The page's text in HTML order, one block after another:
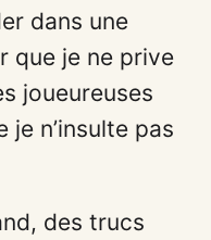
dans une
que je ne prive
joueureuses
n’insulte pas
des trucs